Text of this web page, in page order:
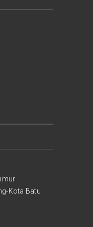
Kota Batu